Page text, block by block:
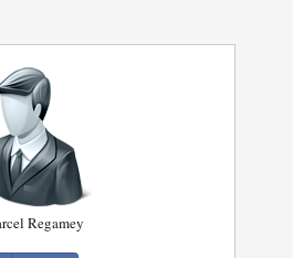
Regamey